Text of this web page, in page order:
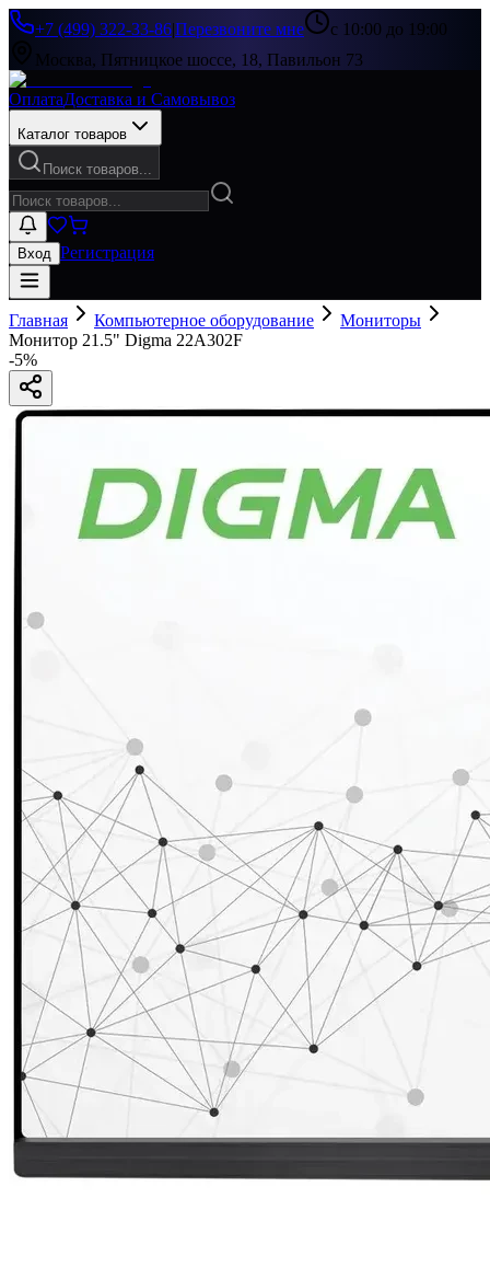
+7 (499) 322-33-86|Перезвоните мне
с 10:00 до 19:00
Москва, Пятницкое шоссе, 18, Павильон 73
ОплатаДоставка и Самовывоз
Каталог товаров
Поиск товаров...
Вход Регистрация
Главная Компьютерное оборудование
Мониторы
Монитор 21.5" Digma 22A302F
-5%